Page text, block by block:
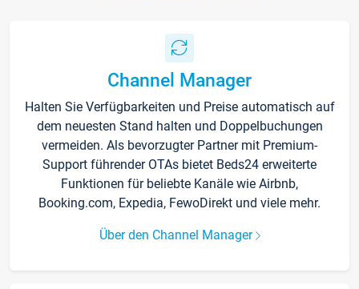
Channel Manager
Halten Sie Verfügbarkeiten und Preise automatisch auf
dem neuesten Stand halten und Doppelbuchungen
vermeiden. Als bevorzugter Partner mit Premium-
Support führender OTAs bietet Beds24 erweiterte
Funktionen für beliebte Kanäle wie Airbnb,
Booking.com, Expedia, FewoDirekt und viele mehr.
Über den Channel Manager